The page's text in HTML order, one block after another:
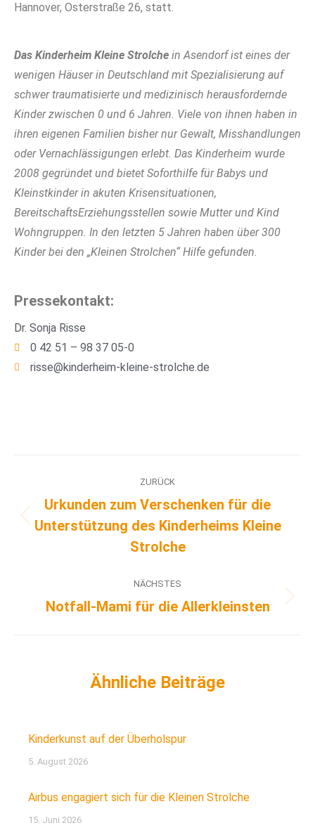
Hannover, Osterstraße 26, statt.
Das Kinderheim Kleine Strolche in Asendorf ist eines der
wenigen Häuser in Deutschland mit Spezialisierung auf
schwer traumatisierte und medizinisch herausfordernde
Kinder zwischen 0 und 6 Jahren. Viele von ihnen haben in
ihren eigenen Familien bisher nur Gewalt, Misshandlungen
oder Vernachlässigungen erlebt. Das Kinderheim wurde
2008 gegründet und bietet Soforthilfe für Babys und
Kleinstkinder in akuten Krisensituationen,
BereitschaftsErziehungsstellen sowie Mutter und Kind
Wohngruppen. In den letzten 5 Jahren haben über 300
Kinder bei den „Kleinen Strolchen“ Hilfe gefunden.
Pressekontakt:
Dr. Sonja Risse
0 42 51 – 98 37 05-0
risse@kinderheim-kleine-strolche.de
ZURÜCK
Urkunden zum Verschenken für die
Unterstützung des Kinderheims Kleine
Strolche
NÄCHSTES
Notfall-Mami für die Allerkleinsten
Kinderkunst auf der Überholspur
5. August 2026
Airbus engagiert sich für die Kleinen Strolche
15. Juni 2026